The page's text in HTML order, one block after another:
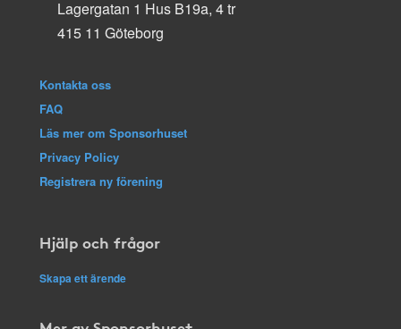
Lagergatan 1 Hus B19a, 4 tr
415 11 Göteborg
Kontakta oss
FAQ
Läs mer om Sponsorhuset
Privacy Policy
Registrera ny förening
Hjälp och frågor
Skapa ett ärende